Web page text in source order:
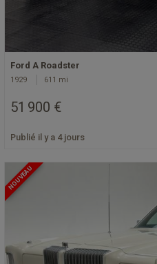
Ford A Roadster
1929 611 mi
51 900 €
Publié il y a 4 jours
NOUVEAU